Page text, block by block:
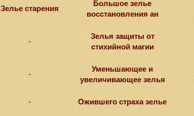
Зелье старения
Большое зелье
восстановления ан
-
Зелья защиты от
стихийной магии
-
Уменьшающее и
увеличивающее зелья
- Ожившего страха зелье